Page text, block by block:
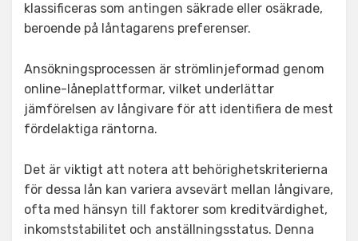
klassificeras som antingen säkrade eller osäkrade,
beroende på låntagarens preferenser.
Ansökningsprocessen är strömlinjeformad genom
online-låneplattformar, vilket underlättar
jämförelsen av långivare för att identifiera de mest
fördelaktiga räntorna.
Det är viktigt att notera att behörighetskriterierna
för dessa lån kan variera avsevärt mellan långivare,
ofta med hänsyn till faktorer som kreditvärdighet,
inkomststabilitet och anställningsstatus. Denna